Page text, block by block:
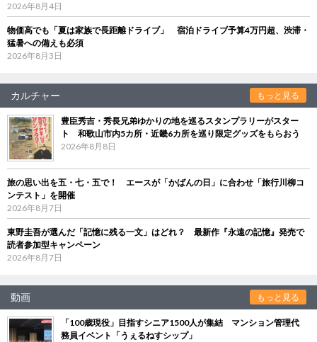
2026年8月4日
物価高でも「夏は家族で長距離ドライブ」 宿泊ドライブ予算4万円超、渋滞・
猛暑への備えも必須
2026年8月3日
カルチャー もっと見る
豊臣秀吉・秀長兄弟ゆかりの地を巡るスタンプラリーがスター
ト 和歌山市内5カ所・近畿6カ所を巡り限定グッズをもらおう
2026年8月8日
旅の思い出を五・七・五で！ エースが「かばんの日」に合わせ「旅行川柳コ
ンテスト」を開催
2026年8月7日
東野圭吾が選んだ「記憶に残る一文」はどれ？ 最新作『永遠の記憶』発売で
読者参加型キャンペーン
2026年8月7日
動画 もっと見る
「100歳現役」目指すシニア1500人が集結 マンション管理代
務員イベント「うぇるねすシップ」